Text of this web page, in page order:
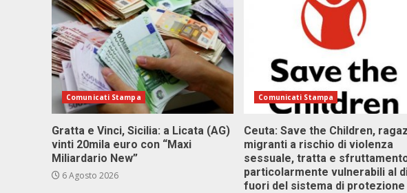
Comunicati Stampa
Gratta e Vinci, Sicilia: a Licata (AG)
vinti 20mila euro con “Maxi
Miliardario New”
6 Agosto 2026
Comunicati Stampa
Ceuta: Save the Children,
migranti a rischio di violenza
sessuale, tratta e
particolarmente vulnerabili al
fuori del sistema di protezione